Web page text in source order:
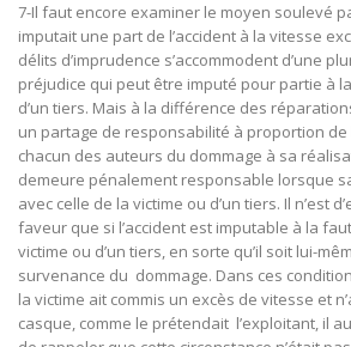
7-Il faut encore examiner le moyen soulevé
imputait une part de l’accident à la vitesse
délits d’imprudence s’accommodent d’une
préjudice qui peut être imputé pour partie à
d’un tiers. Mais à la différence des
un partage de responsabilité à proportion
chacun des auteurs du dommage à sa
demeure pénalement responsable lorsque
avec celle de la victime ou d’un tiers. Il n’est
faveur que si l’accident est imputable à la
victime ou d’un tiers, en sorte qu’il soit lui-
survenance du dommage. Dans ces
la victime ait commis un excès de vitesse et
casque, comme le prétendait l’exploitant, il